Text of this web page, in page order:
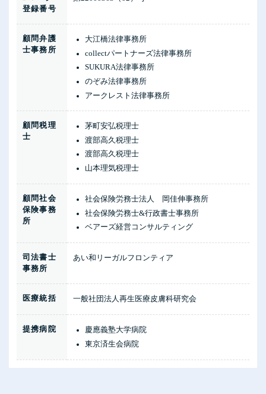
登録番号
顧問弁護
士事務所
大江橋法律事務所
collectパートナーズ法律事務所
SUKURA法律事務所
のぞみ法律事務所
アークレスト法律事務所
顧問税理
士
茅町安弘税理士
渡部高久税理士
渡部高久税理士
山本理気税理士
顧問社会
保険事務
所
社会保険労務士法人 岡佳伸事務所
社会保険労務士&行政書士事務所
ベアーズ経営コンサルティング
司法書士
事務所
あい和リーガルフロンティア
医療統括 一般社団法人再生医療皮膚科研究会
提携病院
慶應義塾大学病院
東京済生会病院